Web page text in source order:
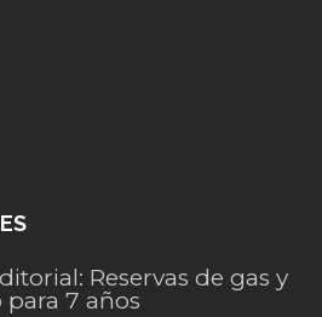
Reservas de gas y
7 años